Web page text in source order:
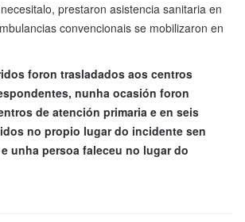
prestaron asistencia sanitaria en
convencionais se mobilizaron en
foron trasladados aos centros
nunha ocasión foron
de atención primaria e en seis
no propio lugar do incidente sen
unha persoa faleceu no lugar do